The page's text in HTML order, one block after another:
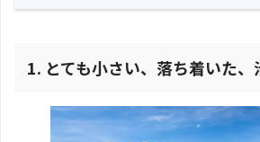
1. とても小さい、落ち着いた